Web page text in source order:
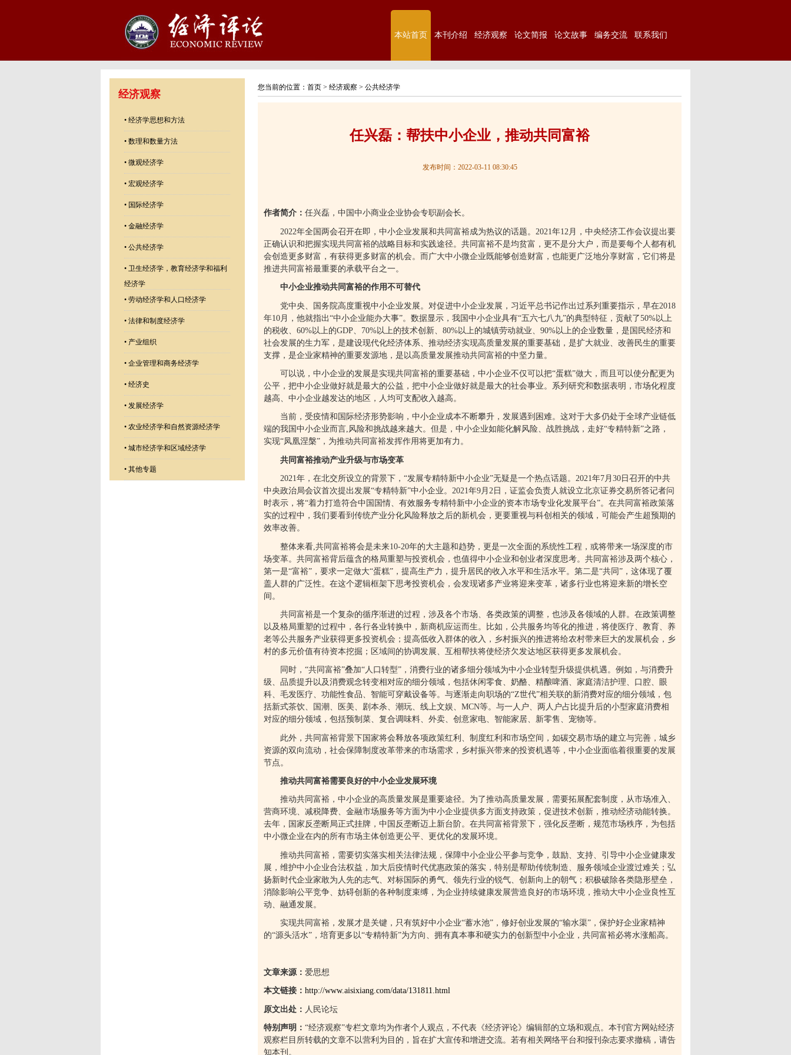
本站首页 本刊介绍 经济观察 论文简报 论文故事 编务交流 联系我们
经济观察
• 经济学思想和方法
• 数理和数量方法
• 微观经济学
• 宏观经济学
• 国际经济学
• 金融经济学
• 公共经济学
• 卫生经济学，教育经济学和福利
经济学
• 劳动经济学和人口经济学
• 法律和制度经济学
• 产业组织
• 企业管理和商务经济学
• 经济史
• 发展经济学
• 农业经济学和自然资源经济学
• 城市经济学和区域经济学
• 其他专题
您当前的位置： 首页 > 经济观察 > 公共经济学
任兴磊：帮扶中小企业，推动共同富裕
发布时间：2022-03-11 08:30:45
作者简介： 任兴磊，中国中小商业企业协会专职副会长。
2022年全国两会召开在即，中小企业发展和共同富裕成为热议的话题。 2021 年12 月，中央经济工作会议提出要
正确认识和把握实现共同富裕的战略目标和实践途径。共同富裕不是均贫富，更不是分大户，而是要每个人都有机
会创造更多财富，有获得更多财富的机会。而广大中小微企业既能够创造财富，也能更广泛地分享财富，它们将是
推进共同富裕最重要的承载平台之一。
中小企业推动共同富裕的作用不可替代
党中央、国务院高度重视中小企业发展。对促进中小企业发展，习近平总书记作出过系列重要指示，早在2018
年10 月，他就指出“中小企业能办大事”。数据显示，我国中小企业具有“五六七八九”的典型特征，贡献了50%以上
的税收、 60%以上的GDP 70%以上的技术创新、 80%以上的城镇劳动就业、 90%以上的企业数量，是国民经济和
社会发展的生力军，是建设现代化经济体系、推动经济实现高质量发展的重要基础，是扩大就业、改善民生的重要
支撑，是企业家精神的重要发源地，是以高质量发展推动共同富裕的中坚力量。
可以说，中小企业的发展是实现共同富裕的重要基础，中小企业不仅可以把“蛋糕”做大，而且可以使分配更为
公平，把中小企业做好就是最大的公益，把中小企业做好就是最大的社会事业。系列研究和数据表明，市场化程度
越高、中小企业越发达的地区，人均可支配收入越高。
当前，受疫情和国际经济形势影响，中小企业成本不断攀升，发展遇到困难。这对于大多仍处于全球产业链低
端的我国中小企业而言,风险和挑战越来越大。但是，中小企业如能化解风险、战胜挑战，走好“专精特新”之路，
实现“凤凰涅槃” ，为推动共同富裕发挥作用将更加有力。
共同富裕推动产业升级与市场变革
2021年，在北交所设立的背景下， “发展专精特新中小企业”无疑是一个热点话题。 2021年7月 30 日召开的中共
中央政治局会议首次提出发展“专精特新”中小企业。 2021年9月 2 日，证监会负责人就设立北京证券交易所答记者问
时表示，将“着力打造符合中国国情、有效服务专精特新中小企业的资本市场专业化发展平台”。在共同富裕政策落
实的过程中，我们要看到传统产业分化风险释放之后的新机会，更要重视与科创相关的领域，可能会产生超预期的
效率改善。
整体来看 共同富裕将会是未来10-20年的大主题和趋势，更是一次全面的系统性工程，或将带来一场深度的市
场变革。共同富裕背后蕴含的格局重塑与投资机会，也值得中小企业和创业者深度思考。共同富裕涉及两个核心，
第一是“富裕” ，要求一定做大“蛋糕” ，提高生产力，提升居民的收入水平和生活水平。第二是“共同” ，这体现了覆
盖人群的广泛性。在这个逻辑框架下思考投资机会，会发现诸多产业将迎来变革，诸多行业也将迎来新的增长空
间。
共同富裕是一个复杂的循序渐进的过程，涉及各个市场、各类政策的调整，也涉及各领域的人群。在政策调整
以及格局重塑的过程中，各行各业转换中，新商机应运而生。比如，公共服务均等化的推进，将使医疗、教育、养
老等公共服务产业获得更多投资机会；提高低收入群体的收入，乡村振兴的推进将给农村带来巨大的发展机会，乡
村的多元价值有待资本挖掘；区域间的协调发展、互相帮扶将使经济欠发达地区获得更多发展机会。
同时， “共同富裕”叠加“人口转型” ，消费行业的诸多细分领域为中小企业转型升级提供机遇。例如，与消费升
级、品质提升以及消费观念转变相对应的细分领域，包括休闲零食、奶酪、精酿啤酒、家庭清洁护理、口腔、眼
科、毛发医疗、功能性食品、智能可穿戴设备等。与逐渐走向职场的“Z世代”相关联的新消费对应的细分领域，包
括新式茶饮、国潮、医美、剧本杀、潮玩、线上文娱、 MCN等。与一人户、两人户占比提升后的小型家庭消费相
对应的细分领域，包括预制菜、复合调味料、外卖、创意家电、智能家居、新零售、宠物等。
此外，共同富裕背景下国家将会释放各项政策红利、制度红利和市场空间，如碳交易市场的建立与完善，城乡
资源的双向流动，社会保障制度改革带来的市场需求，乡村振兴带来的投资机遇等，中小企业面临着很重要的发展
节点。
推动共同富裕需要良好的中小企业发展环境
推动共同富裕，中小企业的高质量发展是重要途径。为了推动高质量发展，需要拓展配套制度，从市场准入、
营商环境、减税降费、金融市场服务等方面为中小企业提供多方面支持政策，促进技术创新，推动经济动能转换。
去年，国家反垄断局正式挂牌，中国反垄断迈上新台阶。在共同富裕背景下，强化反垄断，规范市场秩序，为包括
中小微企业在内的所有市场主体创造更公平、更优化的发展环境。
推动共同富裕，需要切实落实相关法律法规，保障中小企业公平参与竞争，鼓励、支持、引导中小企业健康发
展，维护中小企业合法权益，加大后疫情时代优惠政策的落实，特别是帮助传统制造、服务领域企业渡过难关；弘
扬新时代企业家敢为人先的志气、对标国际的勇气、领先行业的锐气、创新向上的朝气；积极破除各类隐形壁垒，
消除影响公平竞争、妨碍创新的各种制度束缚，为企业持续健康发展营造良好的市场环境，推动大中小企业良性互
动、融通发展。
实现共同富裕，发展才是关键，只有筑好中小企业“蓄水池” ，修好创业发展的“输水渠” ，保护好企业家精神
的“源头活水” ，培育更多以“专精特新”为方向、拥有真本事和硬实力的创新型中小企业，共同富裕必将水涨船高。
文章来源： 爱思想
本文链接： http://www.aisixiang.com/data/131811.html
原文出处： 人民论坛
特别声明： “经济观察”专栏文章均为作者个人观点，不代表《经济评论》编辑部的立场和观点。本刊官方网站经济
观察栏目所转载的文章不以营利为目的，旨在扩大宣传和增进交流。若有相关网络平台和报刊杂志要求撤稿，请告
知本刊。